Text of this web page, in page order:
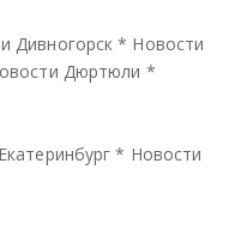
Дивногорск * Новости
Дюртюли *
* Новости